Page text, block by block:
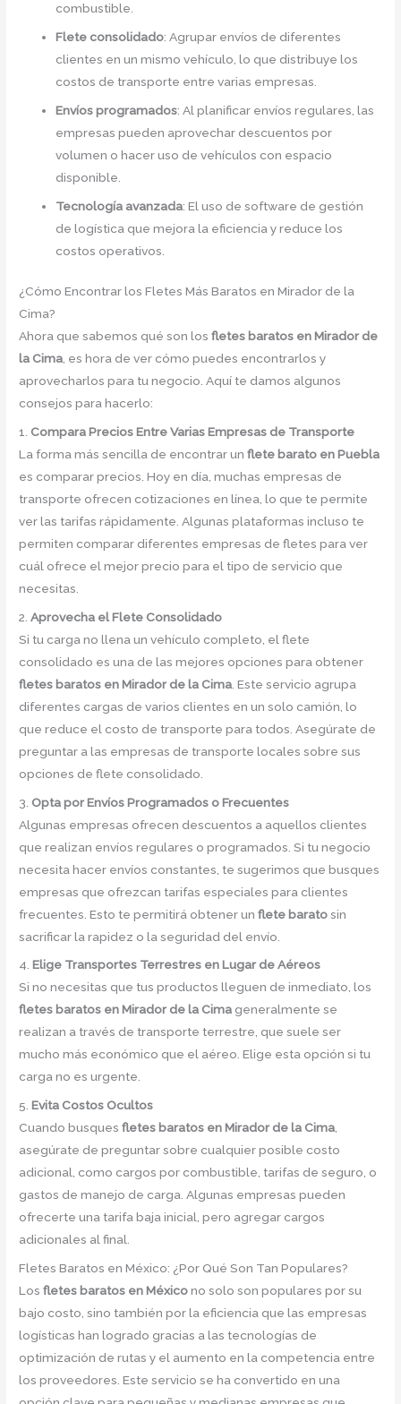
combustible.
Flete consolidado: Agrupar envíos de diferentes
clientes en un mismo vehículo, lo que distribuye los
costos de transporte entre varias empresas.
Envíos programados: Al planificar envíos regulares, las
empresas pueden aprovechar descuentos por
volumen o hacer uso de vehículos con espacio
disponible.
Tecnología avanzada: El uso de software de gestión
de logística que mejora la eficiencia y reduce los
costos operativos.
¿Cómo Encontrar los Fletes Más Baratos en Mirador de la
Cima?
Ahora que sabemos qué son losfletes baratos en Mirador de
la Cima , es hora de ver cómo puedes encontrarlos y
aprovecharlos para tu negocio. Aquí te damos algunos
consejos para hacerlo:
1. Compara Precios Entre Varias Empresas de Transporte
La forma más sencilla de encontrar unflete barato en Puebla
es comparar precios. Hoy en día, muchas empresas de
transporte ofrecen cotizaciones en línea, lo que te permite
ver las tarifas rápidamente. Algunas plataformas incluso te
permiten comparar diferentes empresas de fletes para ver
cuál ofrece el mejor precio para el tipo de servicio que
necesitas.
2.Aprovecha el Flete Consolidado
Si tu carga no llena un vehículo completo, el flete
consolidado es una de las mejores opciones para obtener
fletes baratos en Mirador de la Cima . Este servicio agrupa
diferentes cargas de varios clientes en un solo camión, lo
que reduce el costo de transporte para todos. Asegúrate de
preguntar a las empresas de transporte locales sobre sus
opciones de flete consolidado.
3. Opta por Envíos Programados o Frecuentes
Algunas empresas ofrecen descuentos a aquellos clientes
que realizan envíos regulares o programados. Si tu negocio
necesita hacer envíos constantes, te sugerimos que busques
empresas que ofrezcan tarifas especiales para clientes
frecuentes. Esto te permitirá obtener unflete baratosin
sacrificar la rapidez o la seguridad del envío.
4.Elige Transportes Terrestres en Lugar de Aéreos
Si no necesitas que tus productos lleguen de inmediato, los
fletes baratos en Mirador de la Cima generalmente se
realizan a través de transporte terrestre, que suele ser
mucho más económico que el aéreo. Elige esta opción si tu
carga no es urgente.
5.Evita Costos Ocultos
Cuando busquesfletes baratos en Mirador de la Cima
asegúrate de preguntar sobre cualquier posible costo
adicional, como cargos por combustible, tarifas de seguro, o
gastos de manejo de carga. Algunas empresas pueden
ofrecerte una tarifa baja inicial, pero agregar cargos
adicionales al final.
Fletes Baratos en México: ¿Por Qué Son Tan Populares?
Losfletes baratos en Méxicono solo son populares por su
bajo costo, sino también por la eficiencia que las empresas
logísticas han logrado gracias a las tecnologías de
optimización de rutas y el aumento en la competencia entre
los proveedores. Este servicio se ha convertido en una